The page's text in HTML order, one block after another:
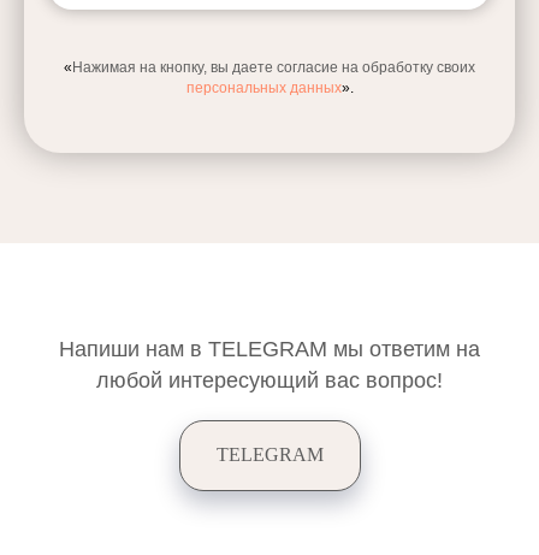
«Нажимая на кнопку, вы даете согласие на обработку своих
персональных данных».
Напиши нам в TELEGRAM мы ответим на
любой интересующий вас вопрос!
TELEGRAM